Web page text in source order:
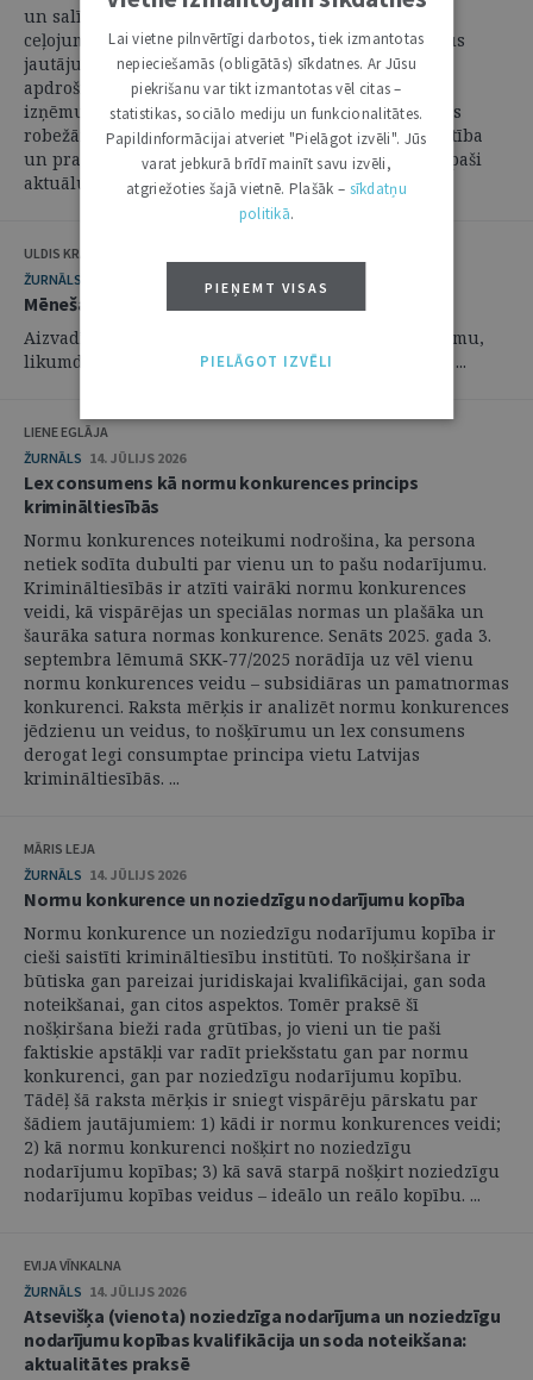
un salīdzinoši vienkāršu aizsardzības mehānismu
ceļojuma laikā, juridiski tā ietver vairākus sarežģītus
jautājumus par palīdzības apdrošināšanas būtību,
apdrošināšanas līguma noteikumu saturu, tostarp
izņēmumu piemērošanu un apdrošinātāja atbildības
robežām. Tieši ceļojumu apdrošināšanas plašā izplatība
un praktiskā nozīme padara ar to saistītos strīdus īpaši
aktuālus. ...
ULDIS KRASTIŅŠ
ŽURNĀLS
Mēneša hronika: jūnijs
Aizvadītā mēneša hronikā ir ietverts dažādu notikumu,
likumdošanas un tiesu prakses aktualitāšu apskats. ...
LIENE EGLĀJA
ŽURNĀLS 14. JŪLIJS 2026
Lex consumens kā normu konkurences princips
krimināltiesībās
Normu konkurences noteikumi nodrošina, ka persona
netiek sodīta dubulti par vienu un to pašu nodarījumu.
Krimināltiesībās ir atzīti vairāki normu konkurences
veidi, kā vispārējas un speciālas normas un plašāka un
šaurāka satura normas konkurence. Senāts 2025. gada 3.
septembra lēmumā SKK‑77/2025 norādīja uz vēl vienu
normu konkurences veidu – subsidiāras un pamatnormas
konkurenci. Raksta mērķis ir analizēt normu konkurences
jēdzienu un veidus, to nošķīrumu un lex consumens
derogat legi consumptae principa vietu Latvijas
krimināltiesībās. ...
MĀRIS LEJA
ŽURNĀLS 14. JŪLIJS 2026
Normu konkurence un noziedzīgu nodarījumu kopība
Normu konkurence un noziedzīgu nodarījumu kopība ir
cieši saistīti krimināltiesību institūti. To nošķiršana ir
būtiska gan pareizai juridiskajai kvalifikācijai, gan soda
noteikšanai, gan citos aspektos. Tomēr praksē šī
nošķiršana bieži rada grūtības, jo vieni un tie paši
faktiskie apstākļi var radīt priekšstatu gan par normu
konkurenci, gan par noziedzīgu nodarījumu kopību.
Tādēļ šā raksta mērķis ir sniegt vispārēju pārskatu par
šādiem jautājumiem: 1) kādi ir normu konkurences veidi;
2) kā normu konkurenci nošķirt no noziedzīgu
nodarījumu kopības; 3) kā savā starpā nošķirt noziedzīgu
nodarījumu kopības veidus – ideālo un reālo kopību. ...
EVIJA VĪNKALNA
ŽURNĀLS 14. JŪLIJS 2026
Atsevišķa (vienota) noziedzīga nodarījuma un noziedzīgu
nodarījumu kopības kvalifikācija un soda noteikšana:
aktualitātes praksē
Lai vietne pilnvērtīgi darbotos, tiek izmantotas
nepieciešamās (obligātās) sīkdatnes. Ar Jūsu
piekrišanu var tikt izmantotas vēl citas –
statistikas, sociālo mediju un funkcionalitātes.
Papildinformācijai atveriet "Pielāgot izvēli". Jūs
varat jebkurā brīdī mainīt savu izvēli,
atgriežoties šajā vietnē. Plašāk – sīkdatņu
politikā.
PIEŅEMT VISAS
PIELĀGOT IZVĒLI